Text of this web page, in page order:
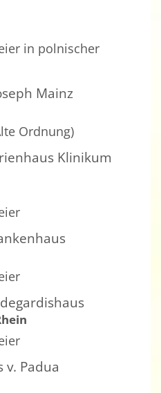
in polnischer
Mainz
Ordnung)
Klinikum
v. Padua